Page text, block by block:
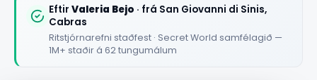
Eftir Valeria Bejo · frá San Giovanni di Sinis,
Cabras
Ritstjórnarefni staðfest · Secret World samfélagið —
1M+ staðir á 62 tungumálum